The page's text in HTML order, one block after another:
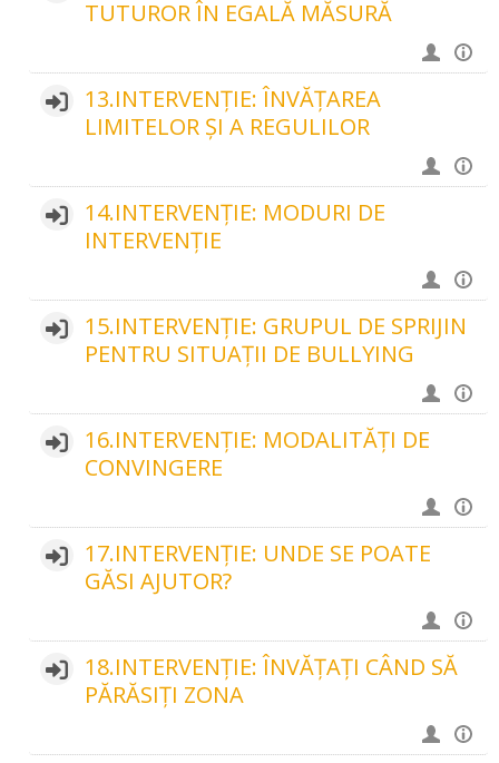
TUTUROR ÎN EGALĂ MĂSURĂ
13.INTERVENȚIE: ÎNVĂȚAREA
LIMITELOR ȘI A REGULILOR
14.INTERVENȚIE: MODURI DE
INTERVENȚIE
15.INTERVENȚIE: GRUPUL DE SPRIJIN
PENTRU SITUAȚII DE BULLYING
16.INTERVENȚIE: MODALITĂȚI DE
CONVINGERE
17.INTERVENȚIE: UNDE SE POATE
GĂSI AJUTOR?
18.INTERVENȚIE: ÎNVĂȚAȚI CÂND SĂ
PĂRĂSIȚI ZONA